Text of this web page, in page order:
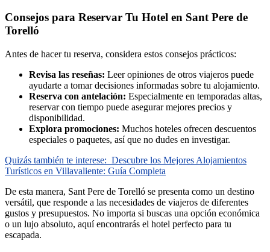
Consejos para Reservar Tu Hotel en Sant Pere de
Torelló
Antes de hacer tu reserva, considera estos consejos prácticos:
Revisa las reseñas: Leer opiniones de otros viajeros puede
ayudarte a tomar decisiones informadas sobre tu alojamiento.
Reserva con antelación: Especialmente en temporadas altas,
reservar con tiempo puede asegurar mejores precios y
disponibilidad.
Explora promociones: Muchos hoteles ofrecen descuentos
especiales o paquetes, así que no dudes en investigar.
Quizás también te interese: Descubre los Mejores Alojamientos
Turísticos en Villavaliente: Guía Completa
De esta manera, Sant Pere de Torelló se presenta como un destino
versátil, que responde a las necesidades de viajeros de diferentes
gustos y presupuestos. No importa si buscas una opción económica
o un lujo absoluto, aquí encontrarás el hotel perfecto para tu
escapada.